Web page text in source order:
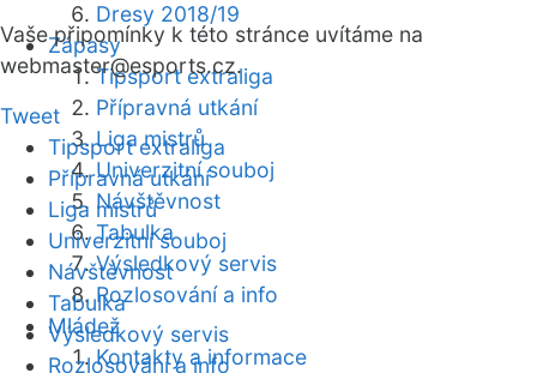
Dresy 2018/19
Zápasy
Tipsport extraliga
Přípravná utkání
Liga mistrů
Univerzitní souboj
Návštěvnost
Tabulka
Výsledkový servis
Rozlosování a info
Mládež
Kontakty a informace
Vaše připomínky k této stránce uvítáme na
webmaster@esports.cz.
Tweet
Tipsport extraliga
Přípravná utkání
Liga mistrů
Univerzitní souboj
Návštěvnost
Tabulka
Výsledkový servis
Rozlosování a info